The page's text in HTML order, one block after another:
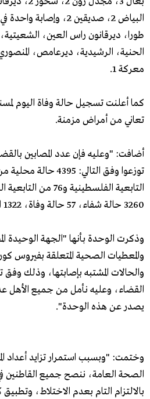
البياض 2، صديقين 2،
طورا، ديرقانون راس العين،
معركة 1.
تعاني من أمراض مزمنة.
3260 حالة شفاء، 57 حالة وفاة، 1322 الحالات النشطة".
وذكرت الوحدة بأنها "الجهة الوحيدة
والمعطيات الصحية المتعلقة بفيروس
والحالات المشتبه بإصابتها، وذلك
القضاء، وعليه نأمل من جميع الأهل
يصدر عن هذه الوحدة".
وختمت: "وبسبب استمرار تزايد أعداد
الصحة العامة، ننصح جميع القاطنين
بالالتزام التام بعدم الاختلاط،